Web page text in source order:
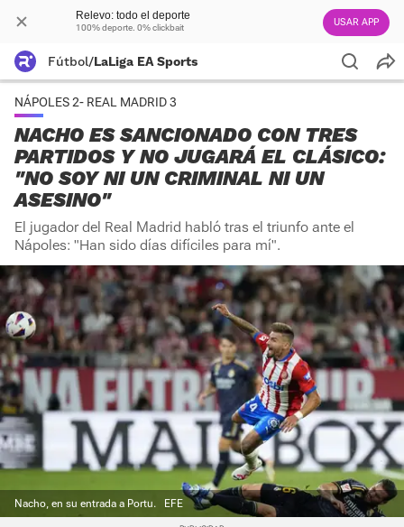
Relevo: todo el deporte
100% deporte. 0% clickbait USAR APP
Fútbol/LaLiga EA Sports
NÁPOLES 2- REAL MADRID 3
NACHO ES SANCIONADO CON TRES
PARTIDOS Y NO JUGARÁ EL CLÁSICO:
"NO SOY NI UN CRIMINAL NI UN
ASESINO"
El jugador del Real Madrid habló tras el triunfo ante el
Nápoles: "Han sido días difíciles para mí".
Nacho, en su entrada a Portu. EFE